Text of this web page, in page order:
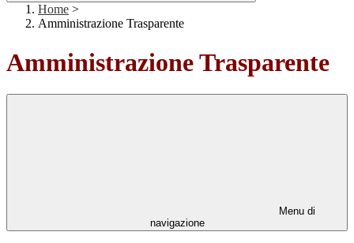
Home >
Amministrazione Trasparente
Amministrazione Trasparente
Menu di
navigazione